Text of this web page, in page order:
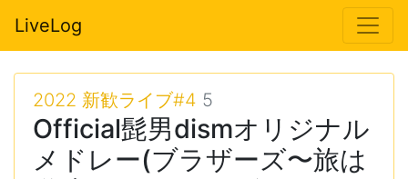
LiveLog
2022 新歓ライブ#4 5
Official髭男dismオリジナル
メドレー(ブラザーズ〜旅は